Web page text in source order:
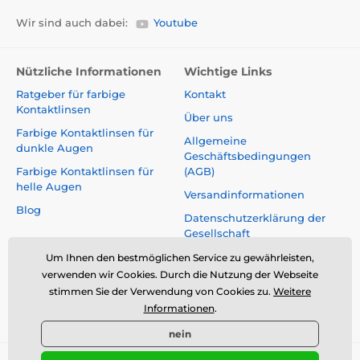
Wir sind auch dabei: Youtube
Nützliche Informationen
Ratgeber für farbige
Kontaktlinsen
Farbige Kontaktlinsen für
dunkle Augen
Farbige Kontaktlinsen für
helle Augen
Blog
Wichtige Links
Kontakt
Über uns
Allgemeine
Geschäftsbedingungen
(AGB)
Versandinformationen
Datenschutzerklärung der
Gesellschaft
Reklamationen und Rücktritt
vom Vertrag
Sicherheit und Qualität ohne
Kompromisse
Um Ihnen den bestmöglichen Service zu gewährleisten,
verwenden wir Cookies. Durch die Nutzung der Webseite
stimmen Sie der Verwendung von Cookies zu. Weitere
Informationen.
nein